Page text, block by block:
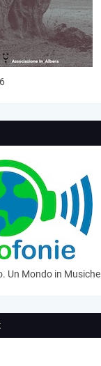
Un Mondo in Musiche